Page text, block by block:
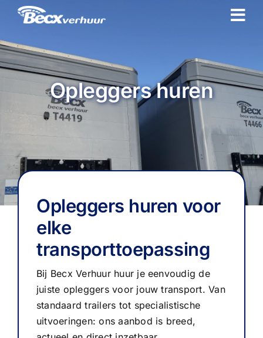
inhoud
Opleggers huren
Opleggers huren voor
elke
transporttoepassing
Bij Becx Verhuur huur je eenvoudig de
juiste opleggers voor jouw transport. Van
standaard trailers tot specialistische
uitvoeringen: ons aanbod is breed,